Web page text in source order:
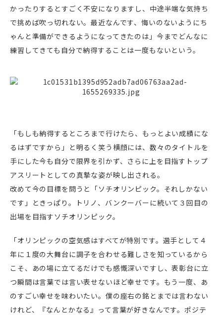
かったりするとすごく不安になりますし、中途半端な気持ち
で挑めば吹っ切れない。最近なんです、悔いのないようにち
ゃんと準備ができるようになってきたのは」今までどんなに
練習してきても自分で納得することは一度もないという。
「もしも納得するところまで行けたら、もっとよい成績にな
るはずですから」と明るく笑う横顔には、数々のタイトルを
手にした今も自分で限界を引かず、さらに上を目指すトップ
アスリートとしての真摯な姿が映し出される。
改めて今の目標を問うと「ソチオリンピック。それしかない
です」ときっぱり。トリノ、バンクーバーに続いて３回目の
出場を目指すソチオリンピック。
「オリンピックの空気感はすべてが特別です。選手として４
年に１度の大舞台に調子を合わせる難しさを知っているから
こそ、あの場に立てるだけでも感慨深いですし、表彰台に立
つ瞬間は言葉では言い表せないほど幸せです。もう一度、あ
のすごい幸せを味わいたい。僕の座右の銘とまでは言わない
けれど、『なんとかなる』って言葉が好きなんです。ポジテ